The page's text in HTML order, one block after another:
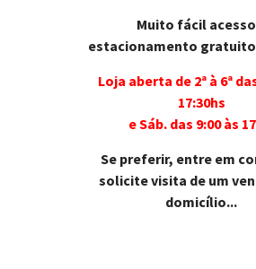
Muito fácil
estacionamento
Loja aberta de 2ª à 6ª
17:30hs
e Sáb. das 9:00 às
Se preferir, entre em
solicite visita de um
domicílio...